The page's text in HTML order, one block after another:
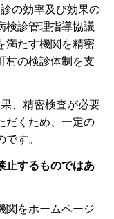
の効率及び効果の
検診管理指導協議
満たす機関を精密
村の検診体制を支
、精密検査が必要
だくため、一定の
す。
止するものではあ
関をホームページ